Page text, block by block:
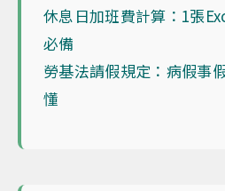
休息日加班費計算：1張
必備
勞基法請假規定：病假事
懂